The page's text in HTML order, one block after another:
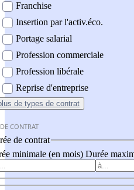
Franchise
Insertion par l'activ.éco.
Portage salarial
Profession commerciale
Profession libérale
Reprise d'entreprise
de types de contrat
CONTRAT
de contrat
minimale (en mois) Durée